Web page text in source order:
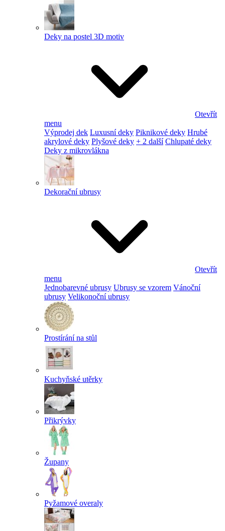
Deky na postel 3D motiv
Otevřít
menu
Výprodej dek Luxusní deky Piknikové deky Hrubé
akrylové deky Plyšové deky + 2 další Chlupaté deky
Deky z mikrovlákna
Dekorační ubrusy
Otevřít
menu
Jednobarevné ubrusy Ubrusy se vzorem Vánoční
ubrusy Velikonoční ubrusy
Prostírání na stůl
Kuchyňské utěrky
Přikrývky
Župany
Pyžamové overaly